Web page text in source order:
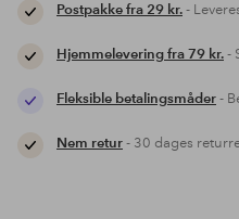
Postpakke fra 29 kr.-
Hjemmelevering fra 79 kr.-
Fleksible betalingsmåder-
Nem retur- 30 dages